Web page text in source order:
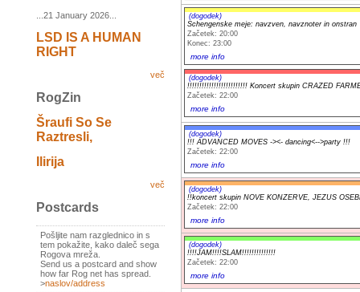
...21 January 2026...
LSD IS A HUMAN
RIGHT
več
RogZin
Šraufi So Se
Raztresli,
Ilirija
več
Postcards
Pošljite nam razglednico in s
tem pokažite, kako daleč sega
Rogova mreža.
Send us a postcard and show
how far Rog net has spread.
>naslov/address
(dogodek)
Schengenske meje: navzven, navznoter in onstran
Začetek: 20:00
Konec: 23:00
more info
(dogodek)
!!!!!!!!!!!!!!!!!!!!!!!!! Koncert skupin CRAZED
Začetek: 22:00
more info
(dogodek)
!!! ADVANCED MOVES -><- dancing<-->party !!!
Začetek: 22:00
more info
(dogodek)
!!koncert skupin NOVE KONZERVE, JEZUS
Začetek: 22:00
more info
(dogodek)
!!!!JAM!!!!SLAM!!!!!!!!!!!!!!
Začetek: 22:00
more info